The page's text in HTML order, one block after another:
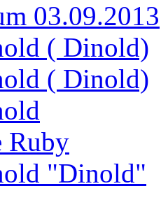
03.09.2013
( Dinold)
( Dinold)
Ruby
"Dinold"